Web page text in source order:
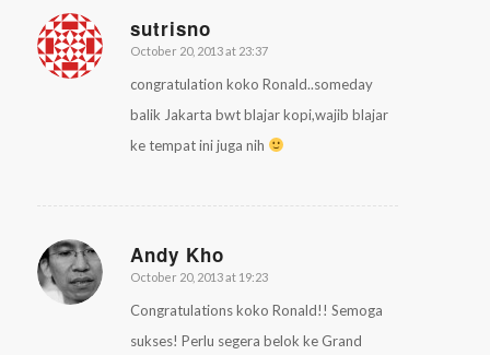
sutrisno
says:
October 20, 2013 at 23:37
congratulation koko Ronald..someday
balik Jakarta bwt blajar kopi,wajib blajar
ke tempat ini juga nih
Andy Kho
says:
October 20, 2013 at 19:23
Congratulations koko Ronald!! Semoga
sukses! Perlu segera belok ke Grand